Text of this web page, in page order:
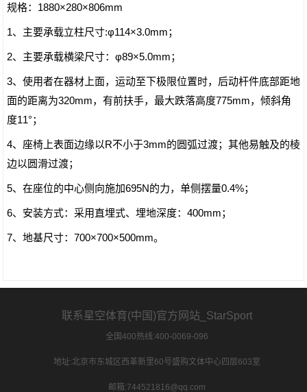
规格：1880×280×806mm
1、主要承载立柱尺寸:φ114×3.0mm；
2、主要承载横梁尺寸：φ89×5.0mm；
3、使用者在器材上面，运动至下极限位置时，后动杆件底部距地
面的距离为320mm，有前扶手，最大跌落高度775mm，倾斜角
度11°；
4、座椅上表面边缘以R不小于3mm的圆弧过渡；其他易触及的棱
边以圆滑过渡；
5、在座位的中心侧向施加695N的力，单侧摆量0.4%；
6、安装方式：采用直埋式、埋地深度：400mm；
7、地基尺寸：700×700×500mm。
联系星空体育(中国)官方网站_StarSport
全国400热线:400-0069-096
地址:北京市东城区西革新里60号盛购文体中心四层603室
邮箱:744521816@qq.com